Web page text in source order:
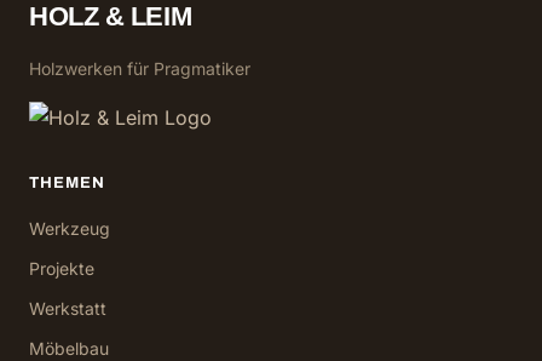
HOLZ & LEIM
Holzwerken für Pragmatiker
THEMEN
Werkzeug
Projekte
Werkstatt
Möbelbau